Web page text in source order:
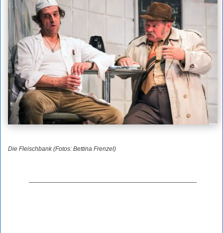
Die Fleischbank (Fotos: Bettina Frenzel)